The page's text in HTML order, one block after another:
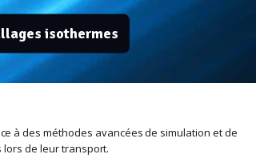
isothermes
à des méthodes avancées de simulation et de
de leur transport.